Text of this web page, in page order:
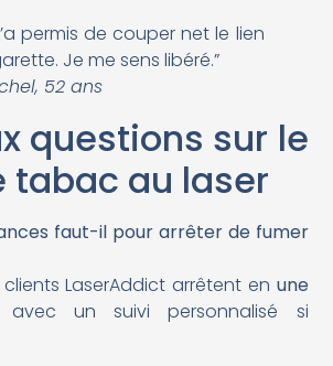
permis de couper net le lien
Je me sens libéré.”
52 ans
questions sur le
tabac au laser
faut-il pour arrêter de fumer
LaserAddict arrêtent en une
un suivi personnalisé si